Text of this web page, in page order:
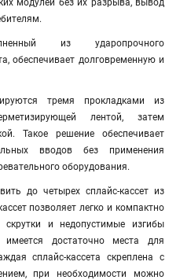
модулей без их разрыва, вывод
из ударопрочного
обеспечивает долговременную и
тремя прокладками из
лентой, затем
Такое решение обеспечивает
вводов без применения
оборудования.
до четырех сплайс-кассет из
позволяет легко и компактно
и недопустимые изгибы
достаточно места для
сплайс-кассета скреплена с
при необходимости можно